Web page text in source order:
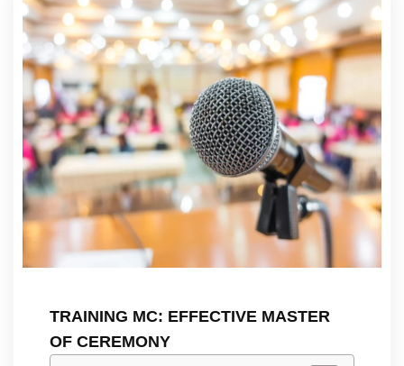
TRAINING MC: EFFECTIVE MASTER
OF CEREMONY